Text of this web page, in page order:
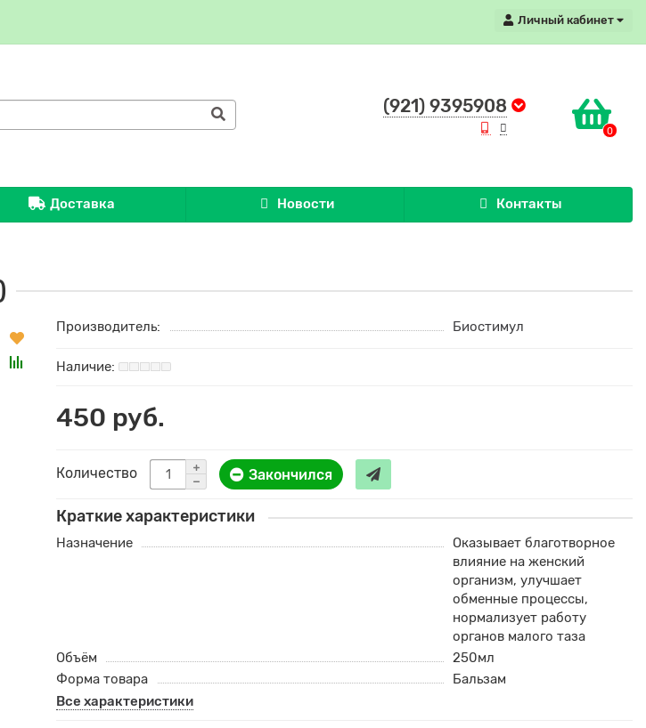
Личный кабинет
(921) 9395908
0
Доставка Новости Контакты
Производитель: Биостимул
450 руб.
Количество Закончился
Краткие характеристики
Назначение
Оказывает благотворное
влияние на женский
организм, улучшает
обменные процессы,
нормализует работу
органов малого таза
Объём
250мл
Форма товара
Бальзам
Все характеристики